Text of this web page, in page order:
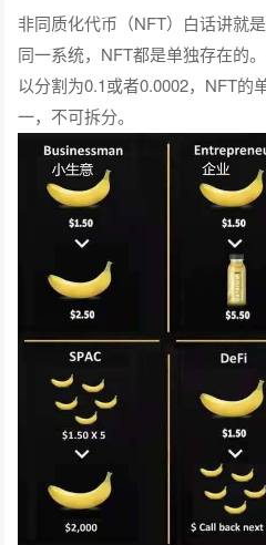
非同质化代币（NFT）白话讲就
同一系统，NFT都是单独存在的
以分割为0.1或者0.0002，NFT的
一，不可拆分。